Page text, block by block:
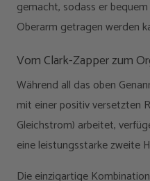
gemacht, sodass er
Oberarm getragen werden
Vom Clark-Zapper zum
Während all das oben
mit einer positiv versetzten
Gleichstrom) arbeitet,
eine leistungsstarke zweite
Die einzigartige